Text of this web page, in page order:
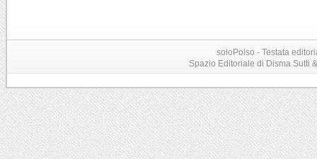
soloPolso - Testata
Spazio Editoriale di Disma Sutti